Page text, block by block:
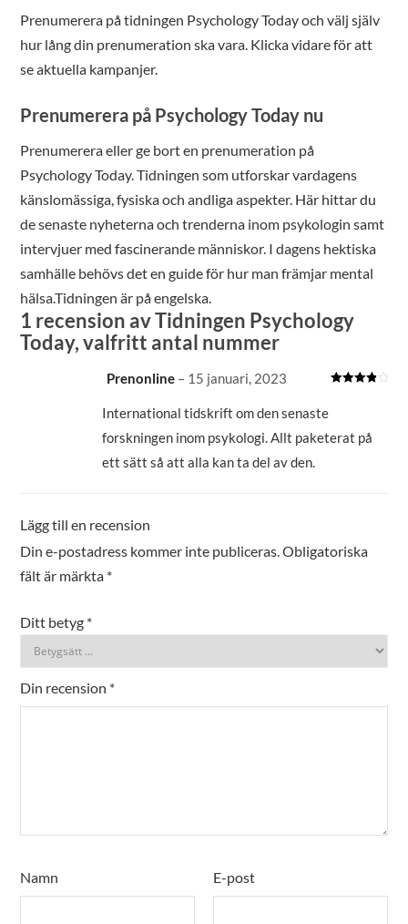
Prenumerera på tidningen Psychology Today och välj själv
hur lång din prenumeration ska vara. Klicka vidare för att
se aktuella kampanjer.
Prenumerera på Psychology Today nu
Prenumerera eller ge bort en prenumeration på
Psychology Today. Tidningen som utforskar vardagens
känslomässiga, fysiska och andliga aspekter. Här hittar du
de senaste nyheterna och trenderna inom psykologin samt
intervjuer med fascinerande människor. I dagens hektiska
samhälle behövs det en guide för hur man främjar mental
hälsa.Tidningen är på engelska.
1 recension avTidningen Psychology
Today, valfritt antal nummer
Prenonline – 15 januari, 2023
International tidskrift om den senaste
forskningen inom psykologi. Allt paketerat på
ett sätt så att alla kan ta del av den.
Lägg till en recension
Din e-postadress kommer inte publiceras.Obligatoriska
fält är märkta *
Ditt betyg *
Din recension *
Namn E-post